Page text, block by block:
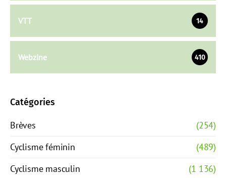
VTT 14
Webzine 410
Catégories
Brèves
(254)
Cyclisme féminin
(489)
Cyclisme masculin
(1 136)